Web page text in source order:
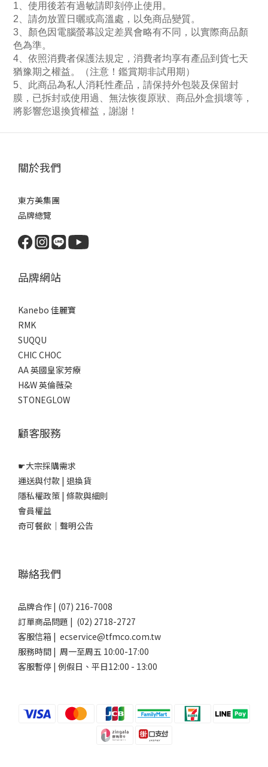
1 、使用後若有過敏請即刻停止使用。
2 、請勿放置日曬或高溫處，以免商品變質。
3 、顏色因電腦螢幕設定差異會略有不同，以實際商品顏
色為準。
4 、依照消費者保護法規定，消費者均享有產品到貨七天
猶豫期之權益。（注意！鑑賞期非試用期）
5 、此商品為私人消耗性產品，請保持外包裝及保留封
膜，已拆封或使用過、無法恢復原狀、商品外盒損壞等，
將影響您退換貨權益，謝謝！
關於我們
東方美集團
品牌總覽
品牌網站
Kanebo 佳麗寶
RMK
SUQQU
CHIC CHOC
AA 英國皇家芳療
H&W 英倫薇朶
STONEGLOW
顧客服務
☛大宗採購需求
運送與付款 | 退換貨
隱私權政策 | 條款與細則
會員權益
奇可餐飲｜聲明公告
聯絡我們
品牌合作 | (07) 216-7008
訂單商品問題 | (02) 2718-2727
客服信箱 | ecservice@tfmco.com.tw
服務時間 | 周一至周五 10:00-17:00
客服暫停 | 例假日、平日12:00 - 13:00